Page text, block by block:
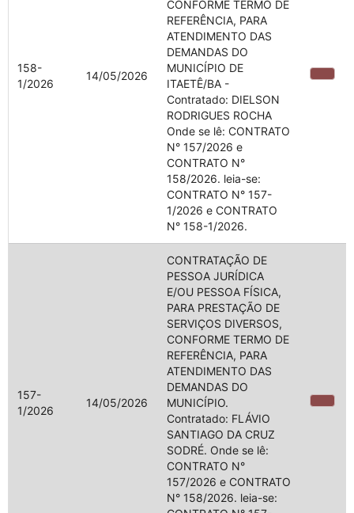
158-
1/2026
14/05/2026
CONFORME TERMO DE
REFERÊNCIA, PARA
ATENDIMENTO DAS
DEMANDAS DO
MUNICÍPIO DE
ITAETÊ/BA -
Contratado: DIELSON
RODRIGUES ROCHA
Onde se lê: CONTRATO
N° 157/2026 e
CONTRATO N°
158/2026. leia-se:
CONTRATO N° 157-
1/2026 e CONTRATO
N° 158-1/2026.
157-
1/2026
14/05/2026
CONTRATAÇÃO DE
PESSOA JURÍDICA
E/OU PESSOA FÍSICA,
PARA PRESTAÇÃO DE
SERVIÇOS DIVERSOS,
CONFORME TERMO DE
REFERÊNCIA, PARA
ATENDIMENTO DAS
DEMANDAS DO
MUNICÍPIO.
Contratado: FLÁVIO
SANTIAGO DA CRUZ
SODRÉ. Onde se lê:
CONTRATO N°
157/2026 e CONTRATO
N° 158/2026. leia-se: